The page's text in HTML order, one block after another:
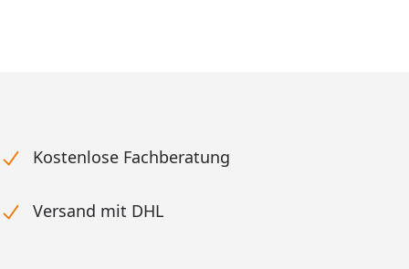
Kostenlose Fachberatung
Versand mit DHL